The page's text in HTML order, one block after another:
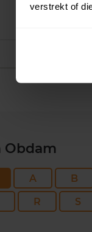
verstrekt of
Obdam
A B
R S